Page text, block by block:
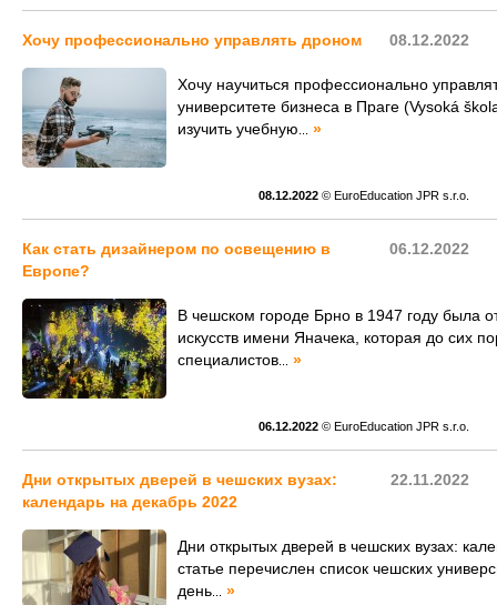
08.12.2022
Хочу профессионально управлять дроном
Хочу научиться профессионально
университете бизнеса в Праге (Vysoká
изучить учебную
»
08.12.2022 © EuroEducation JPR s.r.o.
06.12.2022
Как стать дизайнером по освещению в
Европе?
В чешском городе Брно в 1947 году была
искусств имени Яначека, которая до сих
специалистов
»
06.12.2022 © EuroEducation JPR s.r.o.
22.11.2022
Дни открытых дверей в чешских вузах:
календарь на декабрь 2022
Дни открытых дверей в чешских вузах:
статье перечислен список чешских
день
»